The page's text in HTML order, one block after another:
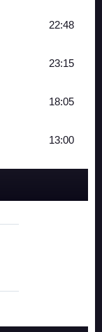
22:48
23:15
18:05
13:00